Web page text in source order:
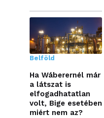
Belföld
Ha Wáberernél már
a látszat is
elfogadhatatlan
volt, Bige esetében
miért nem az?